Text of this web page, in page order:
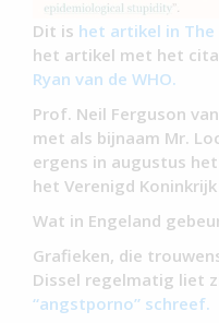
Dit is het artikel in The
het artikel met het
Ryan van de WHO.
Prof. Neil Ferguson
met als bijnaam Mr.
ergens in augustus
het Verenigd
Wat in Engeland
Grafieken, die
Dissel regelmatig liet
“angstporno” schreef.